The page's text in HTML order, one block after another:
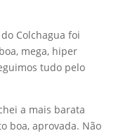
Colchagua foi
mega, hiper
tudo pelo
a mais barata
boa, aprovada. Não